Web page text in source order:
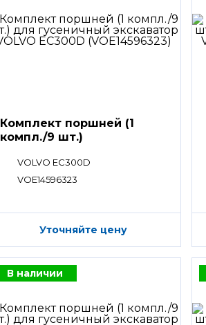
Комплект поршней (1
компл./9 шт.)
VOLVO EC300D
VOE14596323
Уточняйте цену
В наличии